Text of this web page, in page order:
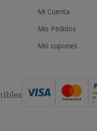
Mi Cuenta
Mis Pedidos
Mis cupones
€